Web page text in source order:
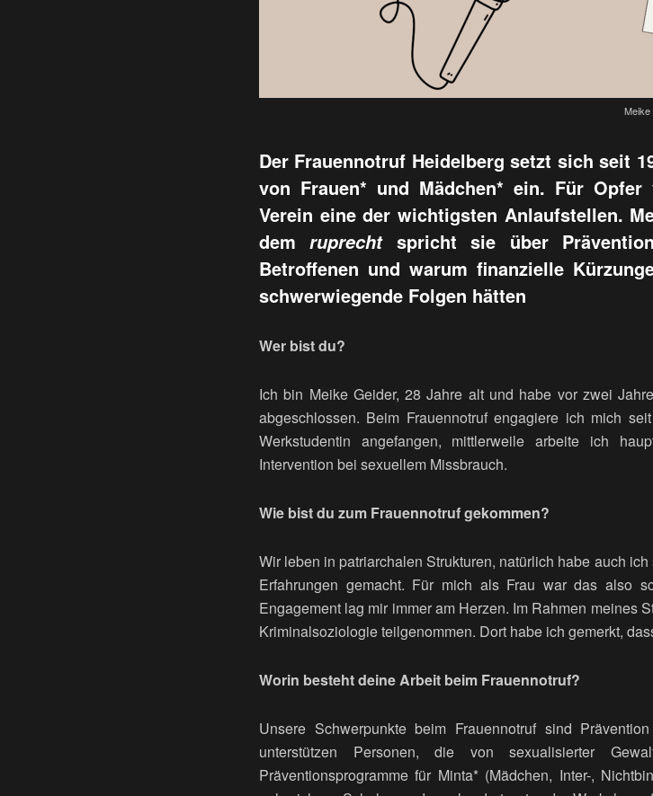
Der Frauennotruf Heidelberg setzt sich seit
von Frauen* und Mädchen* ein. Für
Verein eine der wichtigsten Anlaufstellen.
demruprechtspricht sie über
Betroffenen und warum finanzielle
schwerwiegende Folgen hätten
Wer bist du?
Ich bin Meike Geider, 28 Jahre alt und habe vor zwei
abgeschlossen. Beim Frauennotruf engagiere ich mich
Werkstudentin angefangen, mittlerweile arbeite ich
Intervention bei sexuellem Missbrauch.
Wie bist du zum Frauennotruf gekommen?
Wir leben in patriarchalen Strukturen, natürlich habe auch
Erfahrungen gemacht. Für mich als Frau war das also
Engagement lag mir immer am Herzen. Im Rahmen meines
Kriminalsoziologie teilgenommen. Dort habe ich gemerkt,
Worin besteht deine Arbeit beim Frauennotruf?
Unsere Schwerpunkte beim Frauennotruf sind
unterstützen Personen, die von sexualisierter
Präventionsprogramme für Minta* (Mädchen, Inter-,